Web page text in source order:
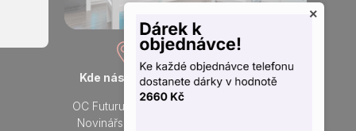
Kde nás najdete
OC Futurum Ostrava
Novinářská 3178/6
Otevřeno každý den
×